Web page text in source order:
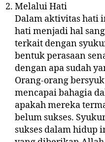
Melalui Hati
Dalam aktivitas hati
hati menjadi hal
terkait dengan
bentuk perasaan
dengan apa sudah
Orang-orang
mencapai bahagia
apakah mereka
belum sukses.
sukses dalam hidup